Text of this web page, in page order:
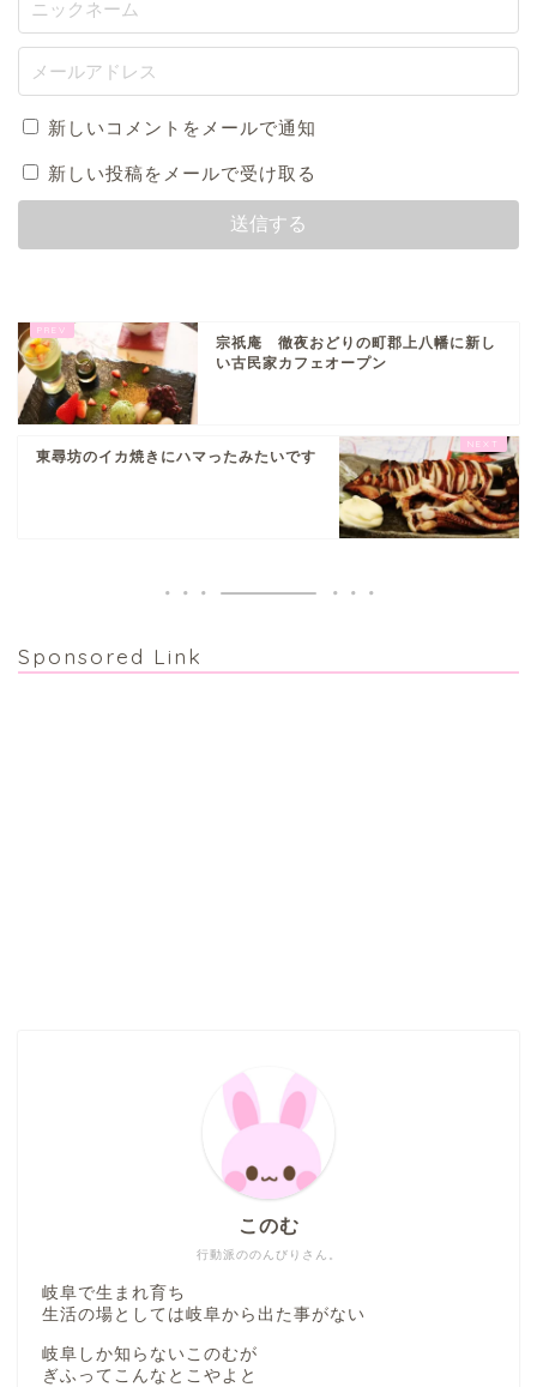
新しいコメントをメールで通知
新しい投稿をメールで受け取る
宗祇庵 徹夜おどりの町郡上八幡に新し
い古民家カフェオープン
東尋坊のイカ焼きにハマったみたいです
Sponsored Link
行動派ののんびりさん。
このむ
岐阜で生まれ育ち
生活の場としては岐阜から出た事がない
岐阜しか知らないこのむが
ぎふってこんなとこやよと